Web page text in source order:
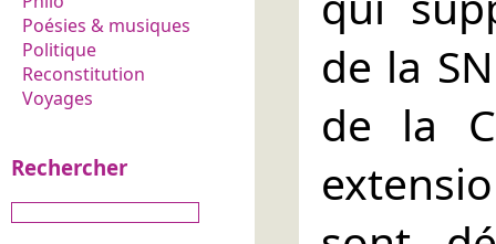
Poésies & musiques
Politique
Reconstitution
Voyages
Rechercher
de la
de la